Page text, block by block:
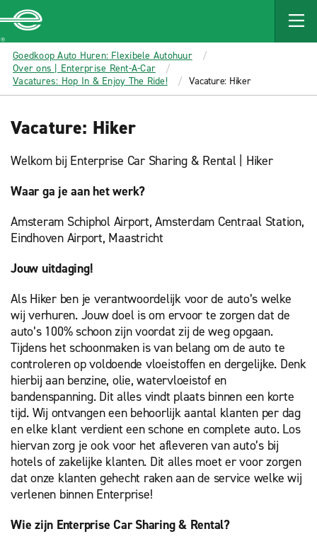
MAIN
CONTENT
Enterprise
Goedkoop Auto Huren: Flexibele Autohuur
Over ons | Enterprise Rent-A-Car
Vacatures: Hop In & Enjoy The Ride!
Vacature: Hiker
Vacature: Hiker
Welkom bij Enterprise Car Sharing & Rental | Hiker
Waar ga je aan het werk?
Amsteram Schiphol Airport, Amsterdam Centraal Station,
Eindhoven Airport, Maastricht
Jouw uitdaging!
Als Hiker ben je verantwoordelijk voor de auto’s welke
wij verhuren. Jouw doel is om ervoor te zorgen dat de
auto’s 100% schoon zijn voordat zij de weg opgaan.
Tijdens het schoonmaken is van belang om de auto te
controleren op voldoende vloeistoffen en dergelijke. Denk
hierbij aan benzine, olie, watervloeistof en
bandenspanning. Dit alles vindt plaats binnen een korte
tijd. Wij ontvangen een behoorlijk aantal klanten per dag
en elke klant verdient een schone en complete auto. Los
hiervan zorg je ook voor het afleveren van auto’s bij
hotels of zakelijke klanten. Dit alles moet er voor zorgen
dat onze klanten gehecht raken aan de service welke wij
verlenen binnen Enterprise!
Wie zijn Enterprise Car Sharing & Rental?